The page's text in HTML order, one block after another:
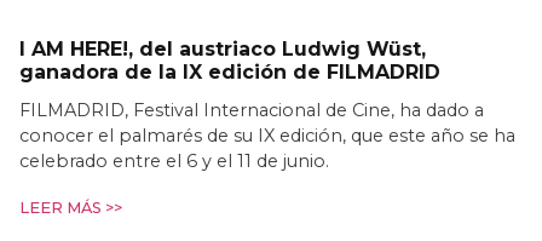
I AM HERE!, del austriaco Ludwig Wüst,
ganadora de la IX edición de FILMADRID
FILMADRID, Festival Internacional de Cine, ha dado a
conocer el palmarés de su IX edición, que este año se ha
celebrado entre el 6 y el 11 de junio.
LEER MÁS >>